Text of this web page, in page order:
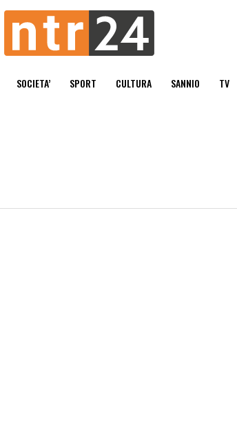
SOCIETA’ SPORT CULTURA SANNIO TV